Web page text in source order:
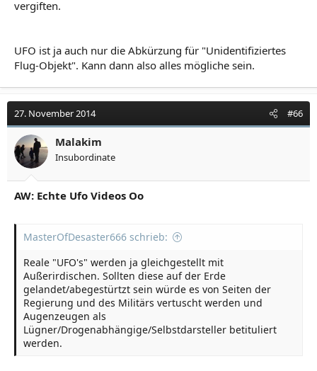
vergiften.
UFO ist ja auch nur die Abkürzung für "Unidentifiziertes
Flug-Objekt". Kann dann also alles mögliche sein.
27. November 2014 #66
Malakim
Insubordinate
AW: Echte Ufo Videos Oo
MasterOfDesaster666 schrieb:
Reale "UFO's" werden ja gleichgestellt mit
Außerirdischen. Sollten diese auf der Erde
gelandet/abegestürtzt sein würde es von Seiten der
Regierung und des Militärs vertuscht werden und
Augenzeugen als
Lügner/Drogenabhängige/Selbstdarsteller betituliert
werden.